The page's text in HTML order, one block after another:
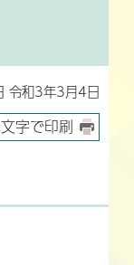
令和3年3月4日
字で印刷